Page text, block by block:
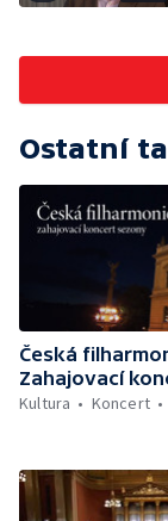
Ostatní
Česká
Zahajovací
Kultura
Koncert